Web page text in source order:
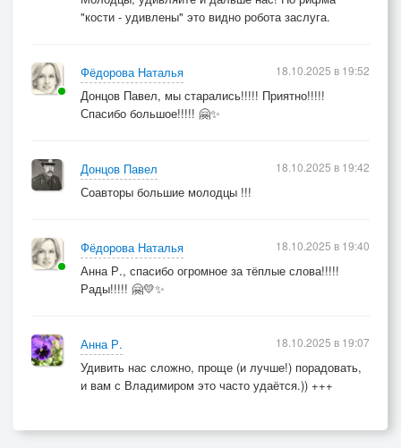
"кости - удивлены" это видно робота заслуга.
Фёдорова Наталья
Донцов Павел, мы старались!!!!! Приятно!!!!!
Спасибо большое!!!!! 🤗✨
18.10.2025 в 19:52
Донцов Павел
Соавторы большие молодцы !!!
18.10.2025 в 19:42
Фёдорова Наталья
Анна Р., спасибо огромное за тёплые слова!!!!!
Рады!!!!! 🤗💛✨
18.10.2025 в 19:40
Анна Р.
Удивить нас сложно, проще (и лучше!) порадовать,
и вам с Владимиром это часто удаётся.)) +++
18.10.2025 в 19:07